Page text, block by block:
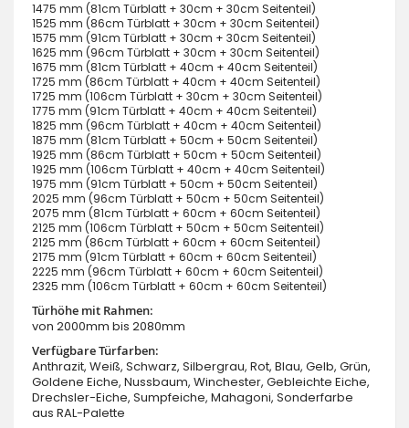
1475 mm (81cm Türblatt + 30cm + 30cm Seitenteil)
1525 mm (86cm Türblatt + 30cm + 30cm Seitenteil)
1575 mm (91cm Türblatt + 30cm + 30cm Seitenteil)
1625 mm (96cm Türblatt + 30cm + 30cm Seitenteil)
1675 mm (81cm Türblatt + 40cm + 40cm Seitenteil)
1725 mm (86cm Türblatt + 40cm + 40cm Seitenteil)
1725 mm (106cm Türblatt + 30cm + 30cm Seitenteil)
1775 mm (91cm Türblatt + 40cm + 40cm Seitenteil)
1825 mm (96cm Türblatt + 40cm + 40cm Seitenteil)
1875 mm (81cm Türblatt + 50cm + 50cm Seitenteil)
1925 mm (86cm Türblatt + 50cm + 50cm Seitenteil)
1925 mm (106cm Türblatt + 40cm + 40cm Seitenteil)
1975 mm (91cm Türblatt + 50cm + 50cm Seitenteil)
2025 mm (96cm Türblatt + 50cm + 50cm Seitenteil)
2075 mm (81cm Türblatt + 60cm + 60cm Seitenteil)
2125 mm (106cm Türblatt + 50cm + 50cm Seitenteil)
2125 mm (86cm Türblatt + 60cm + 60cm Seitenteil)
2175 mm (91cm Türblatt + 60cm + 60cm Seitenteil)
2225 mm (96cm Türblatt + 60cm + 60cm Seitenteil)
2325 mm (106cm Türblatt + 60cm + 60cm Seitenteil)
Türhöhe mit Rahmen:
von 2000mm bis 2080mm
Verfügbare Türfarben:
Anthrazit, Weiß, Schwarz, Silbergrau, Rot, Blau, Gelb, Grün,
Goldene Eiche, Nussbaum, Winchester, Gebleichte Eiche,
Drechsler-Eiche, Sumpfeiche, Mahagoni, Sonderfarbe
aus RAL-Palette